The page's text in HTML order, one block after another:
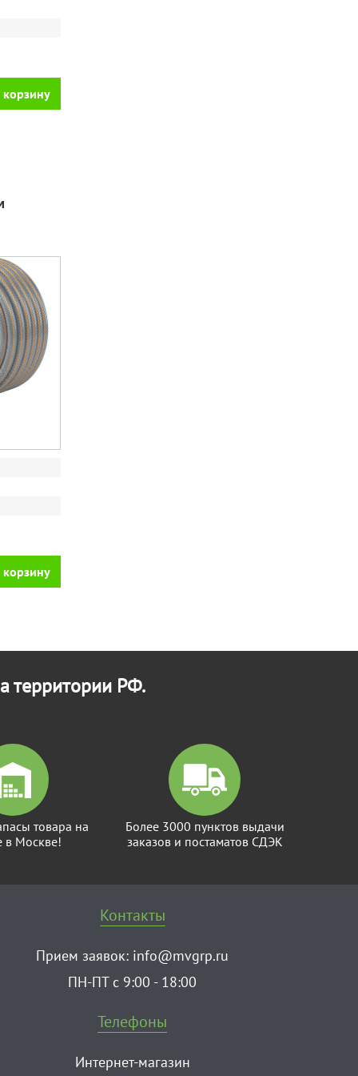
корзину
корзину
территории РФ.
товара на
в Москве!
Более 3000 пунктов выдачи
заказов и постаматов СДЭК
Контакты
Прием заявок: info@mvgrp.ru
ПН-ПТ с 9:00 - 18:00
Телефоны
Интернет-магазин